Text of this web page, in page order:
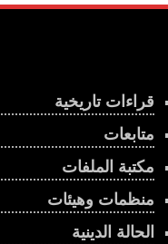
قراءات تاريخية
متابعات
مكتبة الملفات
منظمات وهيئات
الحالة الدينية